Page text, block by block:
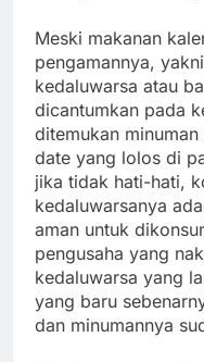
Meski makanan
pengamannya,
kedaluwarsa atau
dicantumkan pada
ditemukan
date yang lolos di
jika tidak hati-hati,
kedaluwarsanya
aman untuk
pengusaha yang
kedaluwarsa yang
yang baru
dan minumannya